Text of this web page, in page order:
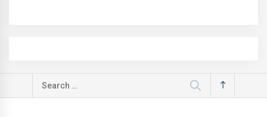
Search
for: